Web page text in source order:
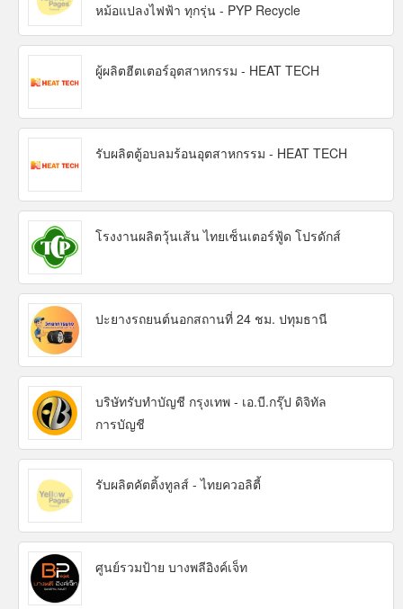
หม้อแปลงไฟฟ้า ทุกรุ่น - PYP Recycle
ผู้ผลิตฮีตเตอร์อุตสาหกรรม - HEAT TECH
รับผลิตตู้อบลมร้อนอุตสาหกรรม - HEAT TECH
โรงงานผลิตวุ้นเส้น ไทยเซ็นเตอร์ฟู้ด โปรดักส์
ปะยางรถยนต์นอกสถานที่ 24 ชม. ปทุมธานี
บริษัทรับทำบัญชี กรุงเทพ - เอ.บี.กรุ๊ป ดิจิทัล
การบัญชี
รับผลิตคัตติ้งทูลส์ - ไทยควอลิตี้
ศูนย์รวมป้าย บางพลีอิงค์เจ็ท